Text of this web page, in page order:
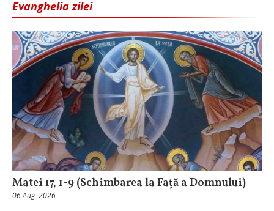
Evanghelia zilei
Matei 17, 1-9 (Schimbarea la Față a Domnului)
06 Aug, 2026